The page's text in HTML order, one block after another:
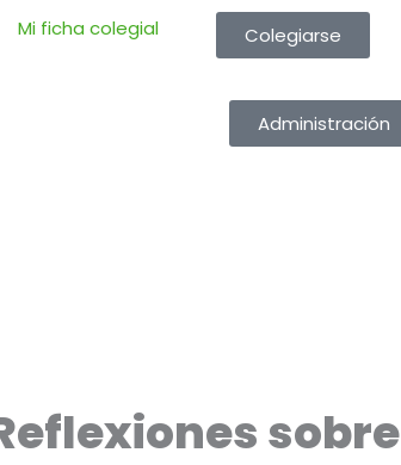
Mi ficha colegial Colegiarse
Administración
sobre